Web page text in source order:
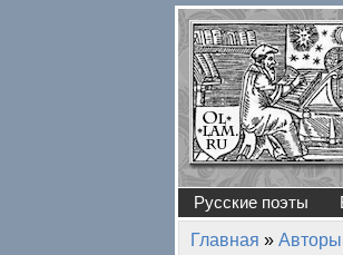
Перейти к основному содержанию
Русские поэты
Главная » Авторы